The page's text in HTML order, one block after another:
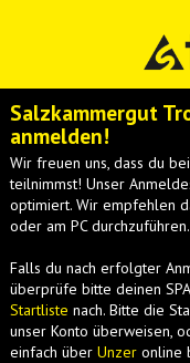
Salzkammergut
anmelden!
Wir freuen uns, dass du
teilnimmst! Unser
optimiert. Wir empfehlen
oder am PC durchzuführen.
Falls du nach erfolgter
überprüfe bitte deinen
Startliste nach. Bitte die
unser Konto überweisen,
einfach über Unzer online